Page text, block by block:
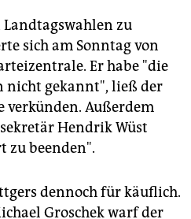
zu
sich am Sonntag von
Er habe "die
nicht gekannt", ließ der
verkünden. Außerdem
Hendrik Wüst
zu beenden".
dennoch für käuflich.
Groschek warf der